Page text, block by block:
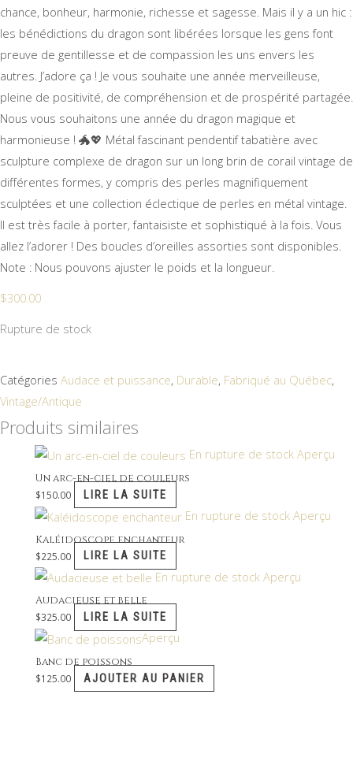
chance, bonheur, harmonie, richesse et sagesse. Mais il y a un hic :
les bénédictions du dragon sont libérées lorsque les gens font
preuve de gentillesse et de compassion les uns envers les
autres. J’adore ça ! Je vous souhaite une année merveilleuse,
pleine de positivité, de compréhension et de prospérité partagée.
Nous vous souhaitons une année du dragon magique et
harmonieuse ! 🐲💖 Métal fascinant pendentif tabatière avec
sculpture complexe de dragon sur un long brin de corail vintage de
différentes formes, y compris des perles magnifiquement
sculptées et une collection éclectique de perles en métal vintage.
Il est très facile à porter, fantaisiste et sophistiqué à la fois. Vous
allez l’adorer ! Des boucles d’oreilles assorties sont disponibles.
Note : Nous pouvons ajuster le poids et la longueur.
$300.00
Rupture de stock
Catégories Audace et puissance, Durable, Fabriqué au Québec,
Vintage/Antique
Produits similaires
En rupture de stock Aperçu
Un arc-en-ciel de couleurs
$150.00 LIRE LA SUITE
En rupture de stock Aperçu
Kaléidoscope enchanteur
$225.00 LIRE LA SUITE
En rupture de stock Aperçu
Audacieuse et belle
$325.00 LIRE LA SUITE
Aperçu
Banc de poissons
$125.00 AJOUTER AU PANIER